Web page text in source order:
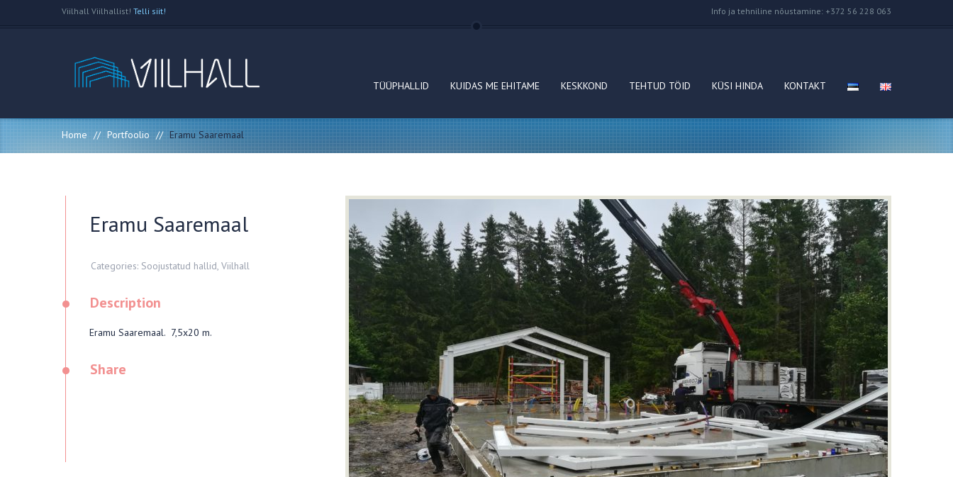
Viilhall Viilhallist! Telli siit! Info ja tehniline nõustamine: +372 56 228 063
TÜÜPHALLID KUIDAS ME EHITAME KESKKOND TEHTUD TÖID KÜSI HINDA KONTAKT
Home // Portfoolio // Eramu Saaremaal
Eramu Saaremaal
Categories: Soojustatud hallid, Viilhall
• Description
Eramu Saaremaal. 7,5x20 m.
• Share